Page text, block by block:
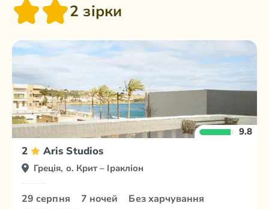
2 зірки
9.8
2 Aris Studios
Греція, о. Крит – Іракліон
29 серпня 7 ночей Без харчування